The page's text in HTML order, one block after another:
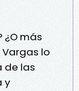
¿O más
Vargas lo
de las
y